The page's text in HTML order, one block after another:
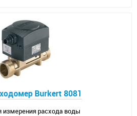
Burkert 8081
измерения расхода воды